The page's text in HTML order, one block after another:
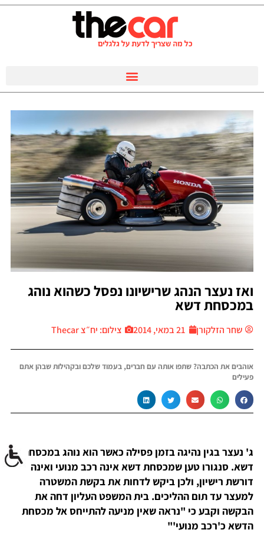
ואז נעצר הנהג שרישיונו נפסל כשהוא נוהג
במכסחת דשא
שחר הזלקורן 21 במאי, 2014 צילום: יח״צ Thecar
אוהבים את הכתבה? שתפו אותה עם חברים, בעמוד שלכם ובקהילות שבהן אתם
פעילים
ג' נעצר בגין נהיגה בזמן פסילה כאשר הוא נוהג במכסחת
דשא. סנגורו טען שמכסחת דשא אינה רכב מנועי ואינה
דורשת רישיון, ולכן ביקש לדחות את בקשת המשטרה
למעצר עד תום ההליכים. בית המשפט העליון דחה את
הבקשה וקבע כי "נראה שאין מניעה להתייחס אל מכסחת
הדשא כ'רכב מנועי'"